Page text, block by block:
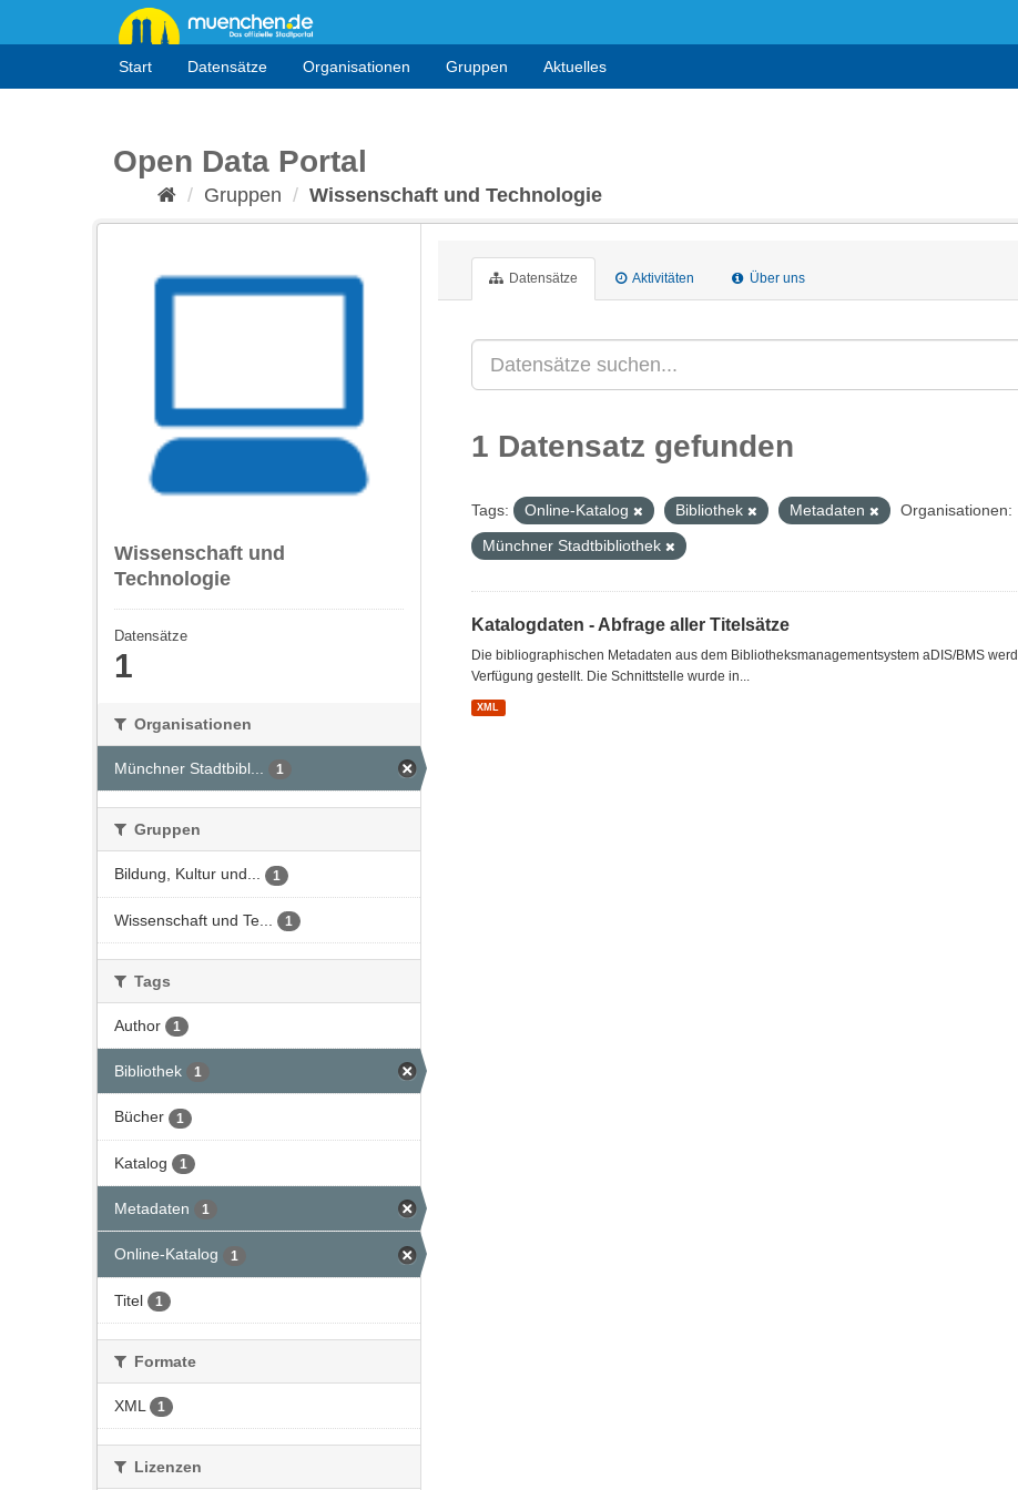
Start Datensätze Organisationen Gruppen Aktuelles
Open Data Portal
Gruppen Wissenschaft und Technologie
Wissenschaft und
Technologie
Datensätze
1
Organisationen
Münchner Stadtbibl... 1
Gruppen
Bildung, Kultur und... 1
Wissenschaft und Te... 1
Tags
Author 1
Bibliothek 1
Bücher 1
Katalog 1
Metadaten 1
Online-Katalog 1
Titel 1
Formate
XML 1
Lizenzen
Datensätze Aktivitäten Über uns
1 Datensatz gefunden
Tags: Online-Katalog Bibliothek Metadaten
Organisationen:
Münchner Stadtbibliothek
Katalogdaten - Abfrage aller Titelsätze
Die bibliographischen Metadaten aus dem Bibliotheksmanagementsystem aDIS/BMS
Verfügung gestellt. Die Schnittstelle wurde in...
XML